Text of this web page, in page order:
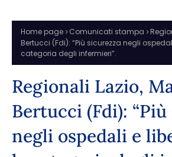
Home page Comunicati stampa
Bertucci (Fdi): “Più sicurezza negli
categoria degli infermieri”.
Regionali Lazio,
Bertucci (Fdi):
negli ospedali e